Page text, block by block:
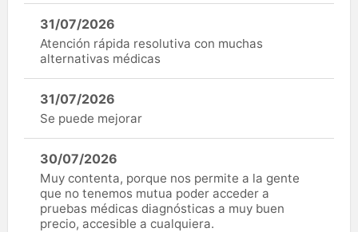
31/07/2026
Atención rápida resolutiva con muchas
alternativas médicas
31/07/2026
Se puede mejorar
30/07/2026
Muy contenta, porque nos permite a la gente
que no tenemos mutua poder acceder a
pruebas médicas diagnósticas a muy buen
precio, accesible a cualquiera.